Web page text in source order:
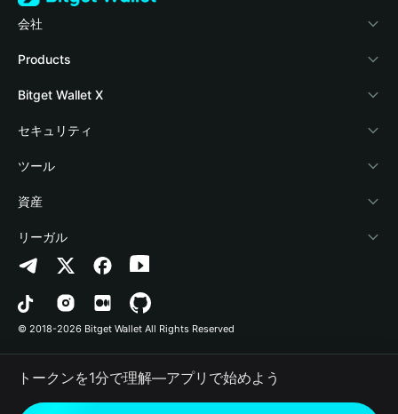
会社
Bitget Walletについて
ブログ
アカデミー
暗号資産ニュース
Help Center
お問い合わせ
ブランドリソース
キャリア
Products
Crypto Card
Stablecoin Earn
Payfi Crypto
Crypto Swap API
Altcoin Season Index
Prediction Markets
DApp
RWA
Bitget Wallet X
デベロッパー
ウォレットを接続
Bitget Wallet Pay
プロジェクトを掲載
セキュリティ
保護基金
セキュリティ技術
ツール
暗号資産を購入
認証検出
コントラクト検出
一括送金
資産
Arbitrum
Avalanche
Bitcoin
Polygon
リーガル
プライバシーポリシー
利用規約
© 2018-2026 Bitget Wallet All Rights Reserved
トークンを1分で理解―アプリで始めよう